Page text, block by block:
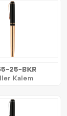
25-BKR
Kalem